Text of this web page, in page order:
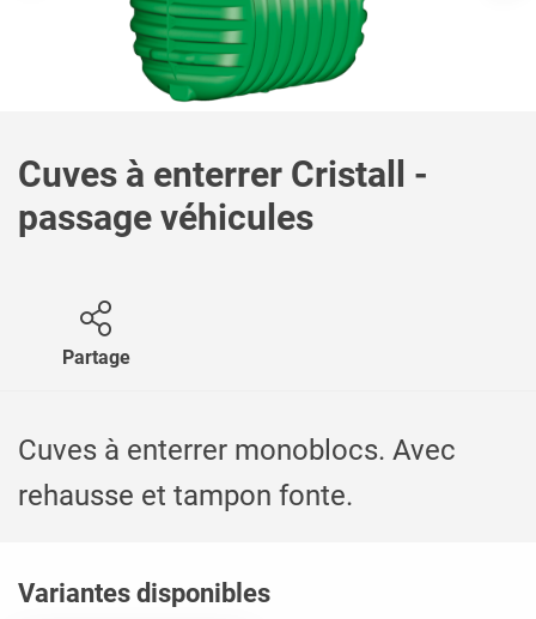
Cuves à enterrer Cristall -
passage véhicules
Partage
Cuves à enterrer monoblocs. Avec
rehausse et tampon fonte.
Variantes disponibles